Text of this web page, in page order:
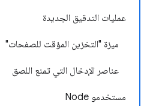
عمليات التدقيق الجديدة
ميزة "التخزين المؤقت للصفحات"
عناصر الإدخال التي تمنع اللصق
مستخدمو Node